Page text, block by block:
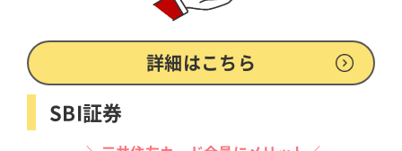
詳細はこちら
SBI証券